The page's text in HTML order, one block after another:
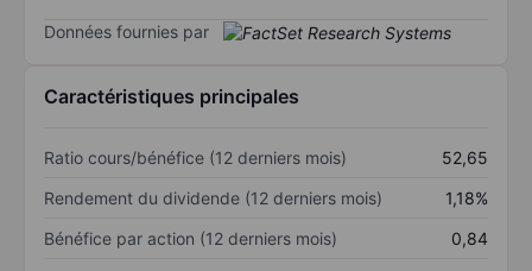
Données fournies par
Caractéristiques principales
Ratio cours/bénéfice (12 derniers mois)
52,65
Rendement du dividende (12 derniers mois)
1,18%
Bénéfice par action (12 derniers mois)
0,84